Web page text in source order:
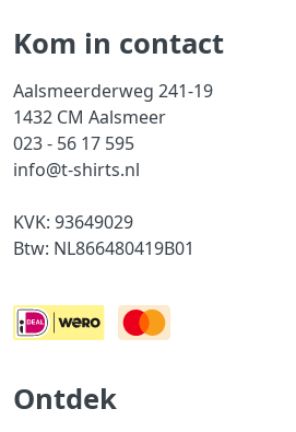
Kom in contact
Aalsmeerderweg 241-19
1432 CM Aalsmeer
023 - 56 17 595
info@t-shirts.nl
KVK: 93649029
Btw: NL866480419B01
Ontdek